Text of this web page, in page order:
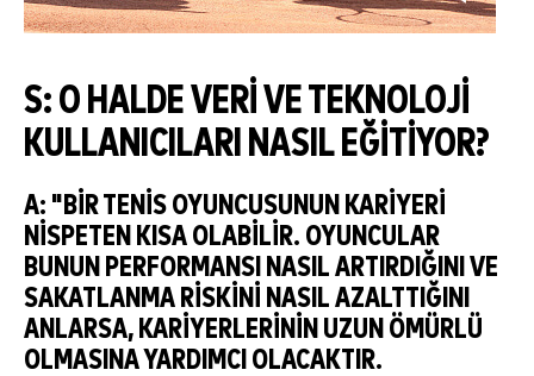
S: O HALDE VERI VE TEKNOLOJI
KULLANICILARI NASIL EĞITIYOR?
A: " BIR TENIS OYUNCUSUNUN KARIYERI
NISPETEN KISA OLABILIR. OYUNCULAR
BUNUN PERFORMANSI NASIL ARTIRDIĞINI VE
SAKATLANMA RISKINI NASIL AZALTTIĞINI
ANLARSA, KARIYERLERININ UZUN ÖMÜRLÜ
OLMASINA YARDIMCI OLACAKTIR.